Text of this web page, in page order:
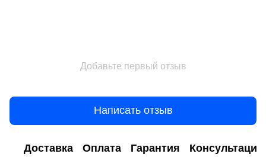
Добавьте первый отзыв
Написать отзыв
Доставка Оплата Гарантия Консультация